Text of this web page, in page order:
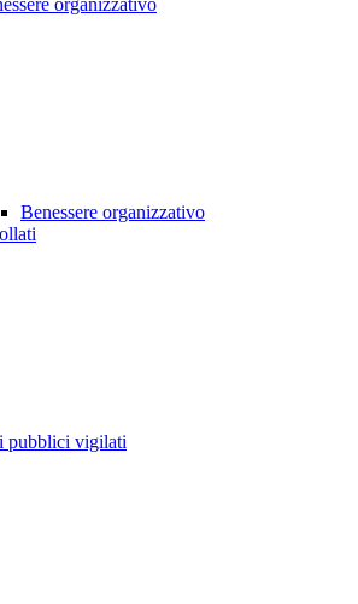
organizzativo
Benessere organizzativo
pubblici vigilati